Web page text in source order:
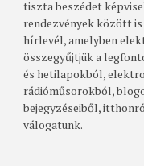
tiszta beszédet
rendezvények között
hírlevél, amelyben
összegyűjtjük a
és hetilapokból,
rádióműsorokból,
bejegyzéseiből,
válogatunk.